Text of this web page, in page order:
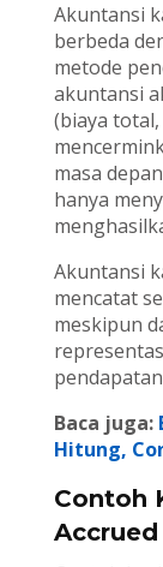
Akuntansi
berbeda
metode
akuntansi
(biaya
masa
hanya
Akuntansi
mencatat
meskipun
Baca juga:
Hitung,
Contoh